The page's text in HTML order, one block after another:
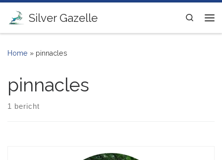
Ga naar inhoud
Silver Gazelle
Search
Home » pinnacles
pinnacles
1 bericht